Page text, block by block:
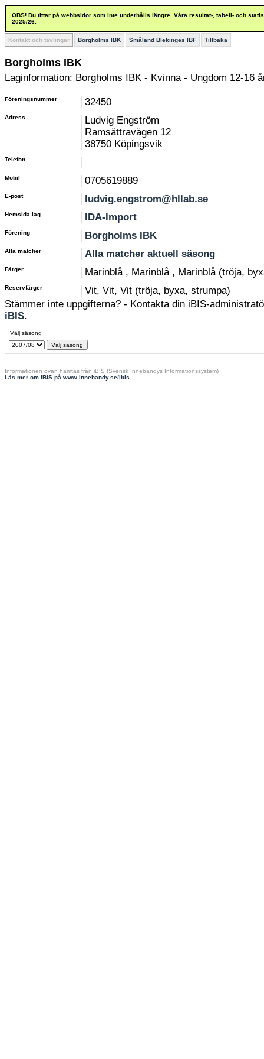
OBS! Du tittar på webbsidor som inte underhålls längre. Våra resultat-, tabell- och
2025/26.
Kontakt och tävlingar Borgholms IBK Småland Blekinges IBF Tillbaka
Borgholms IBK
Laginformation: Borgholms IBK - Kvinna - Ungdom 12-16
Föreningsnummer 32450
Adress
Ludvig Engström
Ramsättravägen 12
38750 Köpingsvik
Telefon
Mobil 0705619889
E-post ludvig.engstrom@hllab.se
Hemsida lag IDA-Import
Förening Borgholms IBK
Alla matcher Alla matcher aktuell säsong
Färger Marinblå , Marinblå , Marinblå (tröja,
Reservfärger
Vit, Vit, Vit (tröja, byxa, strumpa)
Stämmer inte uppgifterna? - Kontakta din iBIS-
iBIS.
Välj säsong
Informationen ovan hämtas från iBIS (Svensk Innebandys Informationssystem)
Läs mer om iBIS på www.innebandy.se/ibis